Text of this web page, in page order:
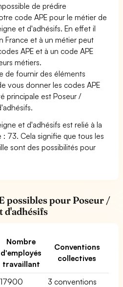
de prédire
code APE pour le métier de
et d'adhésifs. En effet il
France et à un métier peut
APE et à un code APE
métiers.
de fournir des éléments
vous donner les codes APE
principale est Poseur /
et d'adhésifs est relié à la
73. Cela signifie que tous les
sont des possibilités pour
possibles pour Poseur /
d'adhésifs
Nombre
d'employés
travaillant
Conventions
collectives
17900
3 conventions